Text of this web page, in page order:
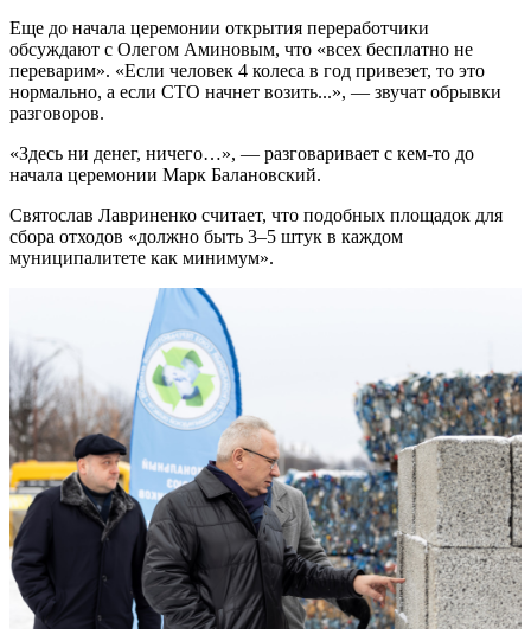
Еще до начала церемонии открытия переработчики
обсуждают с Олегом Аминовым, что «всех бесплатно не
переварим». «Если человек 4 колеса в год привезет, то это
нормально, а если СТО начнет возить...», — звучат обрывки
разговоров.
«Здесь ни денег, ничего…», — разговаривает с кем-то до
начала церемонии Марк Балановский.
Святослав Лавриненко считает, что подобных площадок для
сбора отходов «должно быть 3–5 штук в каждом
муниципалитете как минимум».